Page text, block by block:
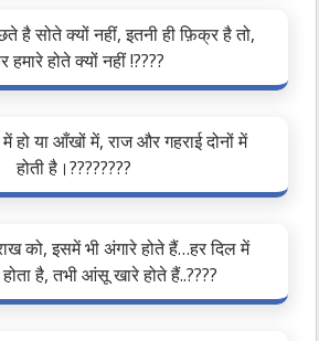
है सोते क्यों नहीं, इतनी ही फ़िक्र है तो,
हमारे होते क्यों नहीं !????
हो या आँखों में, राज और गहराई दोनों में
होती है।????????
को, इसमें भी अंगारे होते हैं…हर दिल में
है, तभी आंसू खारे होते हैं..????